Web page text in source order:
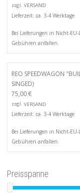
zzgl. VERSAND
Lieferzeit: ca. 3-4 Werktage
Bei Lieferungen in Nicht-
Gebühren anfallen.
REO SPEEDWAGON
SINGED)
75,00€
zzgl. VERSAND
Lieferzeit: ca. 3-4 Werktage
Bei Lieferungen in Nicht-
Gebühren anfallen.
Preisspanne